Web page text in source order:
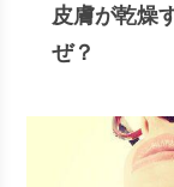
皮膚が乾燥
ぜ？